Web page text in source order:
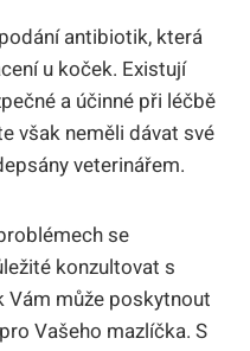
antibiotik, ‍která
u ⁢koček. Existují
a účinné při léčbě​
však neměli dávat své
veterinářem.
se
konzultovat s‌
​Vám může‍ poskytnout
Vašeho mazlíčka. S